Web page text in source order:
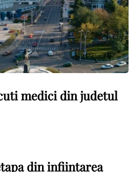
medici din judetul
din infiintarea